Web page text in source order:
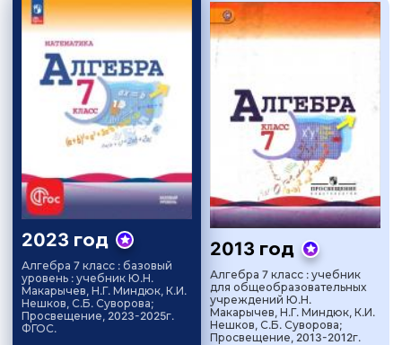
2023 год
Алгебра 7 класс : базовый
уровень : учебник Ю.Н.
Макарычев, Н.Г. Миндюк, К.И.
Нешков, С.Б. Суворова;
Просвещение, 2023-2025г.
ФГОС.
2013 год
Алгебра 7 класс : учебник
для общеобразовательных
учреждений Ю.Н.
Макарычев, Н.Г. Миндюк, К.И.
Нешков, С.Б. Суворова;
Просвещение, 2013-2012г.